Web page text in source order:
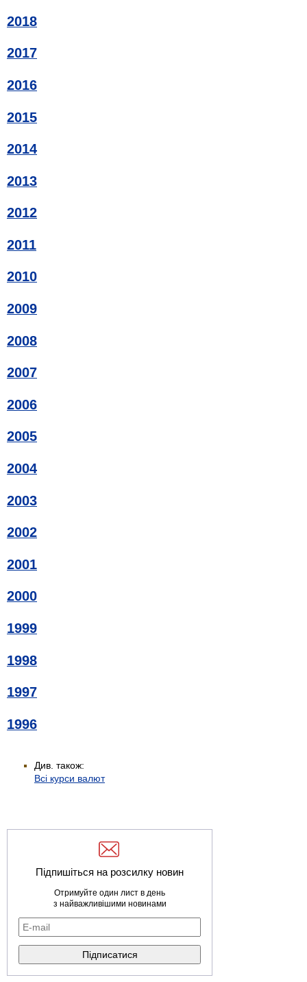
2018
2017
2016
2015
2014
2013
2012
2011
2010
2009
2008
2007
2006
2005
2004
2003
2002
2001
2000
1999
1998
1997
1996
Див. також:
Всі курси валют
Підпишіться на розсилку новин
Отримуйте один лист в день
з найважливішими новинами